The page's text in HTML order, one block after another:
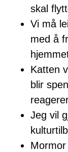
skal
Vi må
med å
Katten
blir
Jeg vil